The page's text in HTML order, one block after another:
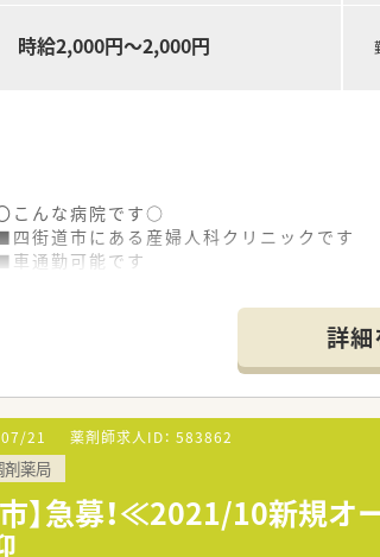
時給2,000円～2,000円
こんな病院です○
四街道市にある産婦人科クリニックです
車通勤可能です
詳細
21 薬剤師求人ID： 583862
剤薬局
市】急募！≪2021/10新規